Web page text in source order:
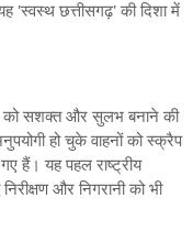
'स्वस्थ छत्तीसगढ़' की दिशा में
को सशक्त और सुलभ बनाने की
हो चुके वाहनों को स्क्रैप
हैं। यह पहल राष्ट्रीय
और निगरानी को भी